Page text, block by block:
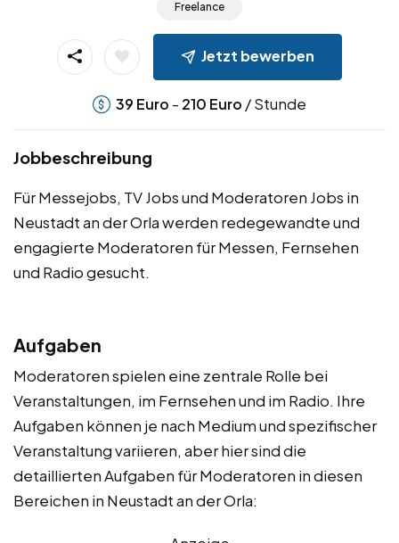
Freelance
Jetzt bewerben
39 Euro - 210 Euro / Stunde
Jobbeschreibung
Für Messejobs, TV Jobs und Moderatoren Jobs in
Neustadt an der Orla werden redegewandte und
engagierte Moderatoren für Messen, Fernsehen
und Radio gesucht.
Aufgaben
Moderatoren spielen eine zentrale Rolle bei
Veranstaltungen, im Fernsehen und im Radio. Ihre
Aufgaben können je nach Medium und spezifischer
Veranstaltung variieren, aber hier sind die
detaillierten Aufgaben für Moderatoren in diesen
Bereichen in Neustadt an der Orla: